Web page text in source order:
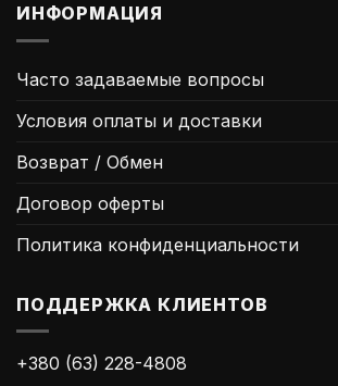
ИНФОРМАЦИЯ
Часто задаваемые вопросы
Условия оплаты и доставки
Возврат / Обмен
Договор оферты
Политика конфиденциальности
ПОДДЕРЖКА КЛИЕНТОВ
+380 (63) 228-4808